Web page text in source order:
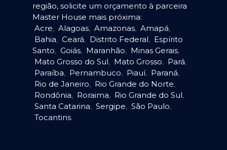
região, solicite um orçamento à parceira
Master House mais próxima:
Acre, Alagoas, Amazonas, Amapá,
Bahia, Ceará, Distrito Federal, Espírito
Santo, Goiás, Maranhão, Minas Gerais,
Mato Grosso do Sul, Mato Grosso, Pará,
Paraíba, Pernambuco, Piauí, Paraná,
Rio de Janeiro, Rio Grande do Norte,
Rondônia, Roraima, Rio Grande do Sul,
Santa Catarina, Sergipe, São Paulo,
Tocantins.